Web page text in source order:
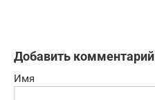
Добавить комментарий
Имя